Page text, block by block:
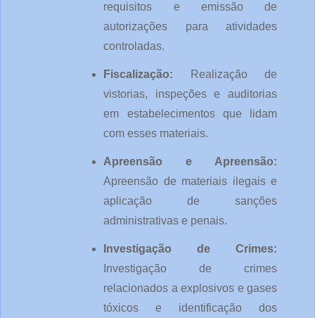
requisitos e emissão de
autorizações para atividades
controladas.
Fiscalização:
Realização de
vistorias, inspeções e auditorias
em estabelecimentos que lidam
com esses materiais.
Apreensão de materiais ilegais e
aplicação de sanções
administrativas e penais.
Investigação de crimes
relacionados a explosivos e gases
tóxicos e identificação dos